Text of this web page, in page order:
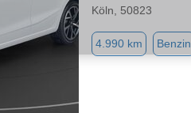
Köln, 50823
4.990 km Benzin